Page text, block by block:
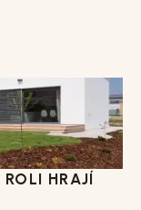
HRAJÍ